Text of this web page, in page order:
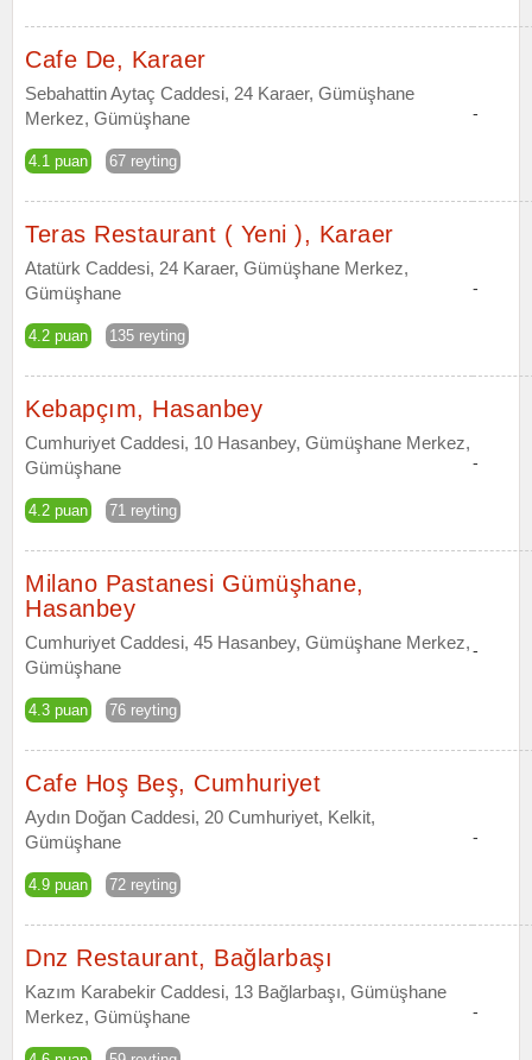
Cafe De, Karaer
Sebahattin Aytaç Caddesi, 24 Karaer, Gümüşhane
Merkez, Gümüşhane
4.1 puan 67 reyting
-
Teras Restaurant ( Yeni ), Karaer
Atatürk Caddesi, 24 Karaer, Gümüşhane Merkez,
Gümüşhane
4.2 puan 135 reyting
-
Kebapçım, Hasanbey
Cumhuriyet Caddesi, 10 Hasanbey, Gümüşhane Merkez,
Gümüşhane
4.2 puan 71 reyting
-
Milano Pastanesi Gümüşhane,
Hasanbey
Cumhuriyet Caddesi, 45 Hasanbey, Gümüşhane Merkez,
Gümüşhane
4.3 puan 76 reyting
-
Cafe Hoş Beş, Cumhuriyet
Aydın Doğan Caddesi, 20 Cumhuriyet, Kelkit,
Gümüşhane
4.9 puan 72 reyting
-
Dnz Restaurant, Bağlarbaşı
Kazım Karabekir Caddesi, 13 Bağlarbaşı, Gümüşhane
Merkez, Gümüşhane
-